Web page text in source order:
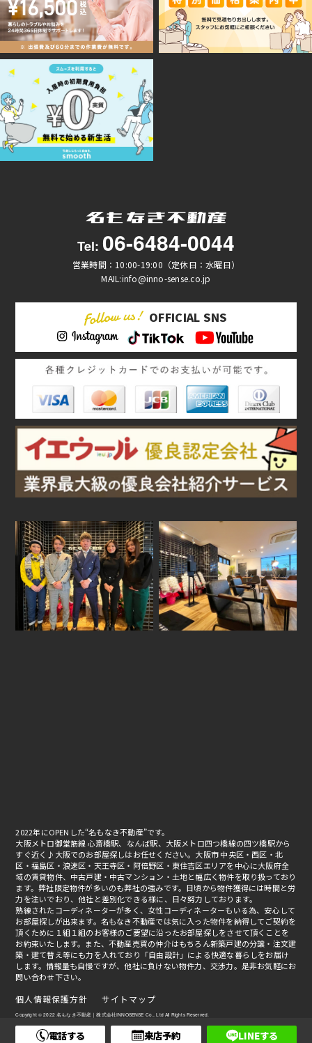
Tel: 06-6484-0044
営業時間：10:00-19:00（定休日：水曜日）
MAIL:info@inno-sense.co.jp
OFFICIAL SNS
2022年にOPENした“名もなき不動産”です。
大阪メトロ御堂筋線 心斎橋駅、なんば駅、大阪メトロ四つ橋線の四ツ橋駅から
すぐ近く♪大阪でのお部屋探しはお任せください。大阪市 中央区・西区・北
区・福島区・浪速区・天王寺区・阿倍野区・東住吉区エリアを中心に大阪府全
域の賃貸物件、中古戸建・中古マンション・土地と幅広く物件を取り扱っており
ます。弊社限定物件が多いのも弊社の強みです。日頃から物件獲得には時間と労
力を注いでおり、他社と差別化できる様に、日々努力しております。
熟練されたコーディネーターが多く、女性コーディネーターもいる為、安心して
お部屋探しが出来ます。名もなき不動産では気に入った物件を納得してご契約を
頂くために１組１組のお客様のご要望に沿ったお部屋探しをさせて頂くことを
お約束いたします。また、不動産売買の仲介はもちろん新築戸建の分譲・注文建
築・建て替え等にも力を入れており「自由設計」による快適な暮らしをお届け
します。情報量も自慢ですが、他社に負けない物件力、交渉力。是非お気軽にお
問い合わせ下さい。
Copyright © 2022 名もなき不動産｜株式会社INNOSENSE Co., Ltd All Rights Reserved.
個人情報保護方針 サイトマップ
電話する 来店予約 LINEする